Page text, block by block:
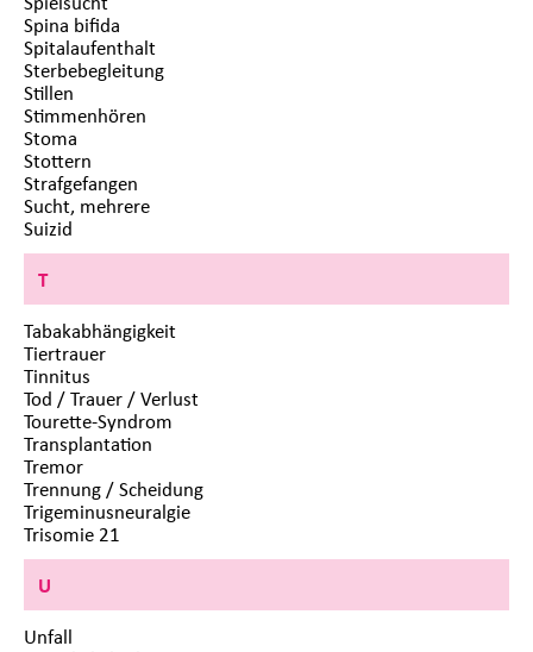
Spina bifida
Spitalaufenthalt
Sterbebegleitung
Stillen
Stimmenhören
Stoma
Stottern
Strafgefangen
Sucht, mehrere
Suizid
T
Tabakabhängigkeit
Tiertrauer
Tinnitus
Tod / Trauer / Verlust
Tourette-Syndrom
Transplantation
Tremor
Trennung / Scheidung
Trigeminusneuralgie
Trisomie 21
U
Unfall